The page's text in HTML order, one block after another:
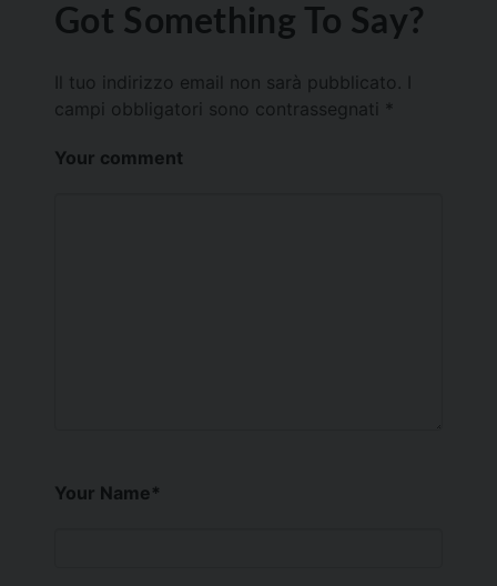
Got Something To Say?
Il tuo indirizzo email non sarà pubblicato.
campi obbligatori sono contrassegnati *
Your comment
Your Name*